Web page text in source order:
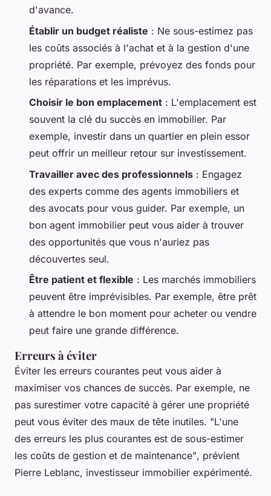
d'avance.
Établir un budget réaliste : Ne sous-estimez pas
les coûts associés à l'achat et à la gestion d'une
propriété. Par exemple, prévoyez des fonds pour
les réparations et les imprévus.
Choisir le bon emplacement : L'emplacement est
souvent la clé du succès en immobilier. Par
exemple, investir dans un quartier en plein essor
peut offrir un meilleur retour sur investissement.
Travailler avec des professionnels : Engagez
des experts comme des agents immobiliers et
des avocats pour vous guider. Par exemple, un
bon agent immobilier peut vous aider à trouver
des opportunités que vous n'auriez pas
découvertes seul.
Être patient et flexible : Les marchés immobiliers
peuvent être imprévisibles. Par exemple, être prêt
à attendre le bon moment pour acheter ou vendre
peut faire une grande différence.
Erreurs à éviter
Éviter les erreurs courantes peut vous aider à
maximiser vos chances de succès. Par exemple, ne
pas surestimer votre capacité à gérer une propriété
peut vous éviter des maux de tête inutiles. "L'une
des erreurs les plus courantes est de sous-estimer
les coûts de gestion et de maintenance", prévient
Pierre Leblanc, investisseur immobilier expérimenté.